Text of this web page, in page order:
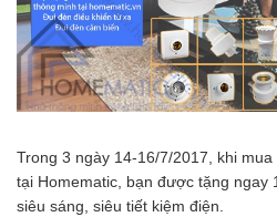
Trong 3 ngày 14-16/7/2017, khi
tại Homematic, bạn được tặng ngay
siêu sáng, siêu tiết kiệm điện.